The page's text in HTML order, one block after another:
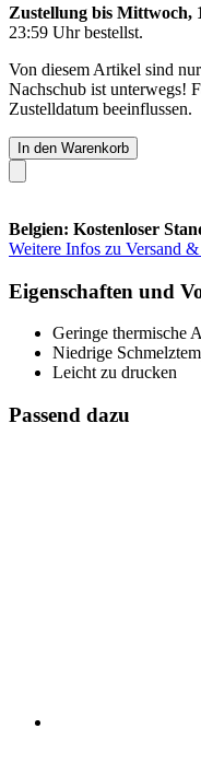
Zustellung bis Mittwoch,
23:59 Uhrbestellst.
Von diesem Artikel sind
Nachschub ist unterwegs!
Zustelldatum beeinflussen.
In den Warenkorb
Belgien: Kostenloser
Weitere Infos zu Versand
Eigenschaften und
Geringe thermische
Niedrige
Leicht zu drucken
Passend dazu